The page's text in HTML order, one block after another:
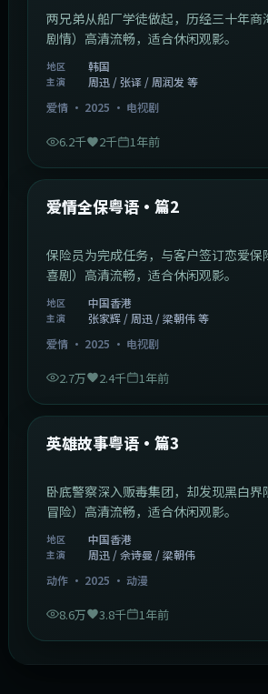
两兄弟从船厂学徒做起，历经三十年商
剧情）高清流畅，适合休闲观影。
地区 韩国
主演
周迅 / 张译 / 周润发 等
爱情· 2025 · 电视剧
6.2千 2千 1年前
最新
爱情全保粤语·篇2
保险员为完成任务，与客户签订恋爱保
喜剧）高清流畅，适合休闲观影。
地区 中国香港
主演
张家辉 / 周迅 / 梁朝伟 等
爱情· 2025 · 电视剧
2.7万 2.4千 1年前
最新
英雄故事粤语·篇3
卧底警察深入贩毒集团，却发现黑白界
冒险）高清流畅，适合休闲观影。
地区 中国香港
主演
周迅 / 佘诗曼 / 梁朝伟
动作· 2025 · 动漫
8.6万 3.8千 1年前